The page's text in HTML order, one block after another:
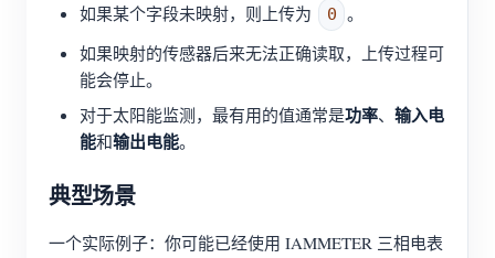
如果某个字段未映射，则上传为
0 。
如果映射的传感器后来无法正确读取，上传过程可
能会停止。
对于太阳能监测，最有用的值通常是功率、 输入电
能和输出电能。
典型场景
一个实际例子：你可能已经使用 IAMMETER 三相电表